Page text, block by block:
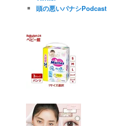
頭の悪いパナシPodcast